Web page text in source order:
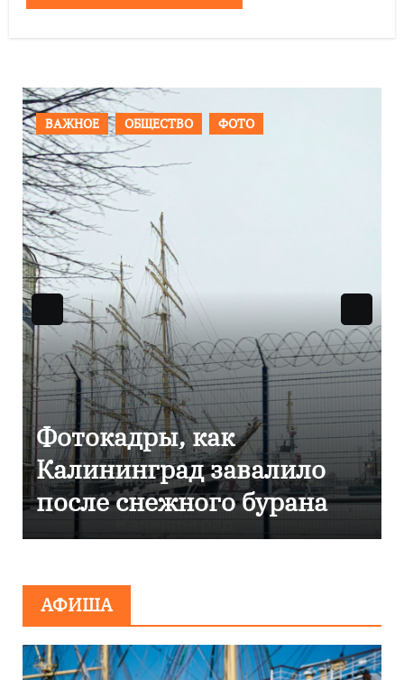
ПРОИСШЕСТВИЯ ФОТО
Фоторепортаж как в
Калининграде
эвакуировали ТЦ из-за
сообщения о
АФИША